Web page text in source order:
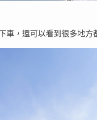
車，還可以看到很多地方